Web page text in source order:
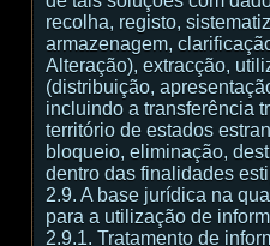
recolha, registo,
armazenagem,
Alteração), extracção,
(distribuição,
incluindo a transferência
território de estados
bloqueio, eliminação,
dentro das finalidades
2.9. A base jurídica na
para a utilização de
2.9.1. Tratamento de